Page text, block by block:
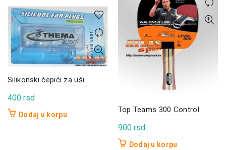
Silikonski čepići za uši
400 rsd
Dodaj u korpu
Top Teams 300 Control
900 rsd
Dodaj u korpu